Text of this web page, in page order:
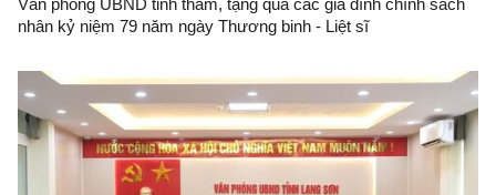
Văn phòng UBND tỉnh thăm, tặng quà các gia đình chính sách
nhân kỷ niệm 79 năm ngày Thương binh - Liệt sĩ